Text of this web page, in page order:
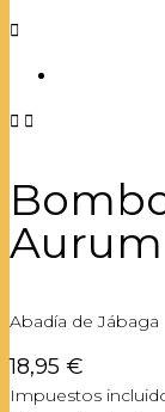

 
Aurum
Abadía de Jábaga
18,95 €
Impuestos